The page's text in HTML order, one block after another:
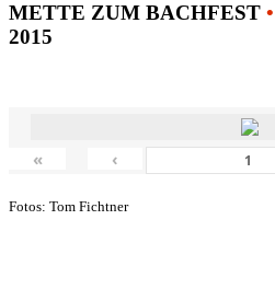
METTE ZUM BACHFEST •
2015
« ‹
Fotos: Tom Fichtner